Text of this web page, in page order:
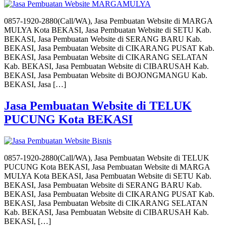
0857-1920-2880(Call/WA), Jasa Pembuatan Website di MARGA
MULYA Kota BEKASI, Jasa Pembuatan Website di SETU Kab.
BEKASI, Jasa Pembuatan Website di SERANG BARU Kab.
BEKASI, Jasa Pembuatan Website di CIKARANG PUSAT Kab.
BEKASI, Jasa Pembuatan Website di CIKARANG SELATAN
Kab. BEKASI, Jasa Pembuatan Website di CIBARUSAH Kab.
BEKASI, Jasa Pembuatan Website di BOJONGMANGU Kab.
BEKASI, Jasa […]
Jasa Pembuatan Website di TELUK
PUCUNG Kota BEKASI
0857-1920-2880(Call/WA), Jasa Pembuatan Website di TELUK
PUCUNG Kota BEKASI, Jasa Pembuatan Website di MARGA
MULYA Kota BEKASI, Jasa Pembuatan Website di SETU Kab.
BEKASI, Jasa Pembuatan Website di SERANG BARU Kab.
BEKASI, Jasa Pembuatan Website di CIKARANG PUSAT Kab.
BEKASI, Jasa Pembuatan Website di CIKARANG SELATAN
Kab. BEKASI, Jasa Pembuatan Website di CIBARUSAH Kab.
BEKASI, […]